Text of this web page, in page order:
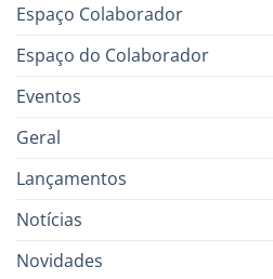
Espaço Colaborador
Espaço do Colaborador
Eventos
Geral
Lançamentos
Notícias
Novidades